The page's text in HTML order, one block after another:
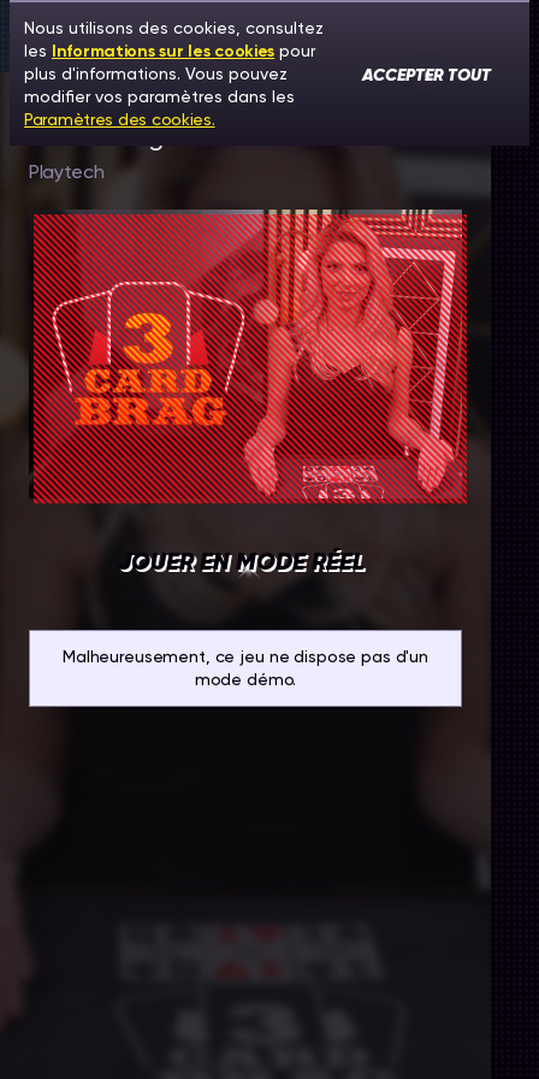
3 Card Brag
Playtech
JOUER EN MODE RÉEL
Malheureusement, ce jeu ne dispose pas d'un
mode démo.
Nous utilisons des cookies, consultez
les Informations sur les cookies pour
plus d'informations. Vous pouvez
modifier vos paramètres dans les
Paramètres des cookies.
ACCEPTER TOUT